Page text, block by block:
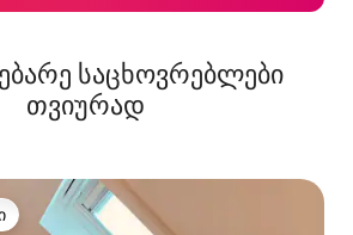
საცხოვრებლები
თვიურად